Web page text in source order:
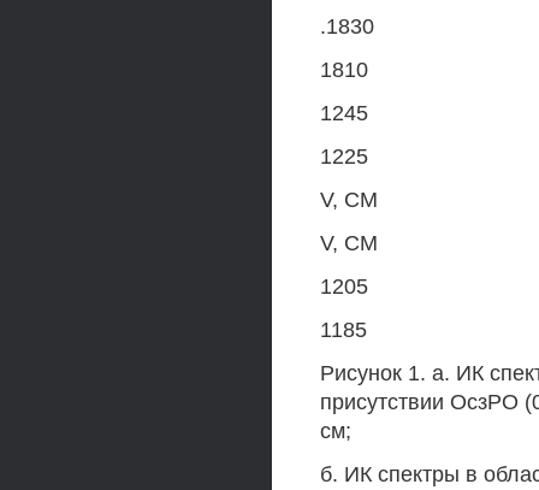
.1830
1810
1245
1225
V, СМ
V, СМ
1205
1185
Рисунок 1. а. ИК
присутствии ОсзРО
см;
б. ИК спектры в